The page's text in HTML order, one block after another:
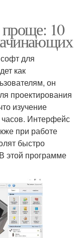
проще: 10
для
как
он
проектирования
изучение
часов. Интерфейс
при работе
быстро
этой программе